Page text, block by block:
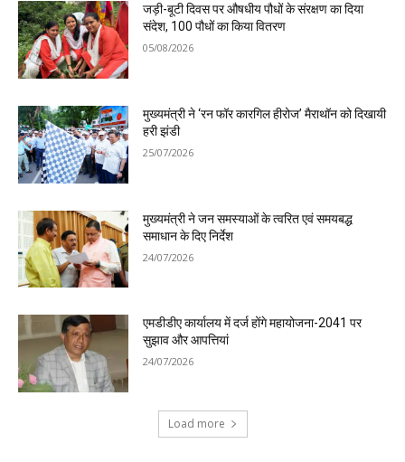
जड़ी-बूटी दिवस पर औषधीय पौधों के संरक्षण का दिया
संदेश, 100 पौधों का किया वितरण
05/08/2026
मुख्यमंत्री ने ‘रन फॉर कारगिल हीरोज’ मैराथॉन को दिखायी
हरी झंडी
25/07/2026
मुख्यमंत्री ने जन समस्याओं के त्वरित एवं समयबद्ध
समाधान के दिए निर्देश
24/07/2026
एमडीडीए कार्यालय में दर्ज होंगे महायोजना-2041 पर
सुझाव और आपत्तियां
24/07/2026
Load more